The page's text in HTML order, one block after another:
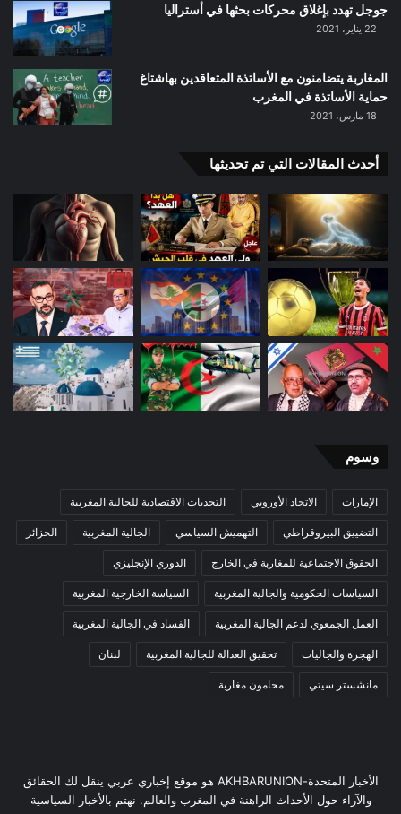
جوجل تهدد بإغلاق محركات بحثها في أستراليا
22 يناير، 2021
المغاربة يتضامنون مع الأساتذة المتعاقدين بهاشتاغ
حماية الأساتذة في المغرب
18 مارس، 2021
أحدث المقالات التي تم تحديثها
وسوم
الإمارات الاتحاد الأوروبي التحديات الاقتصادية للجالية المغربية
التضييق البيروقراطي التهميش السياسي الجالية المغربية الجزائر
الحقوق الاجتماعية للمغاربة في الخارج الدوري الإنجليزي
السياسات الحكومية والجالية المغربية السياسة الخارجية المغربية
العمل الجمعوي لدعم الجالية المغربية الفساد في الجالية المغربية
الهجرة والجاليات تحقيق العدالة للجالية المغربية لبنان
مانشستر سيتي محامون مغاربة
الأخبار المتحدة-AKHBARUNION هو موقع إخباري عربي ينقل لك الحقائق
والآراء حول الأحداث الراهنة في المغرب والعالم. نهتم بالأخبار السياسية